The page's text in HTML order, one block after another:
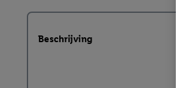
Beschrijving